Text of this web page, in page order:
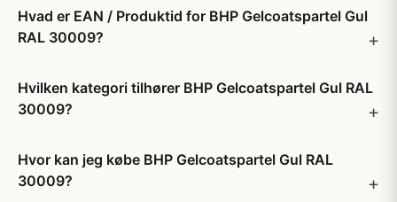
Hvad er EAN / Produktid for BHP Gelcoatspartel Gul
RAL 30009?
Hvilken kategori tilhører BHP Gelcoatspartel Gul RAL
30009?
Hvor kan jeg købe BHP Gelcoatspartel Gul RAL
30009?